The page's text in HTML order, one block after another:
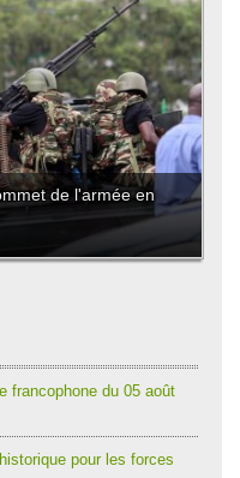
de l'armée en
francophone du 05 août
pour les forces